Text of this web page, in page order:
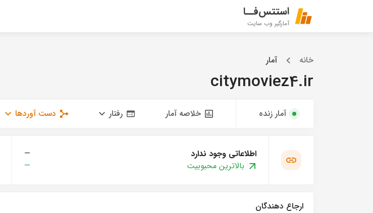
استتس‌فــا
آمارگیر وب سایت
خانه آمار
citymoviez4.ir
آمار زنده خلاصه آمار رفتار دست آوردها
اطلاعاتی وجود ندارد
—
بالاترین محبوبیت
—
ارجاع دهندگان